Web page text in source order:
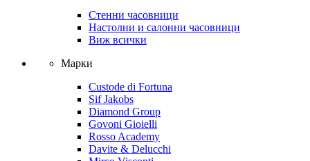
Стенни часовници
Настолни и салонни часовници
Виж всички
Марки
Custode di Fortuna
Sif Jakobs
Diamond Group
Govoni Gioielli
Rosso Academy
Davite & Delucchi